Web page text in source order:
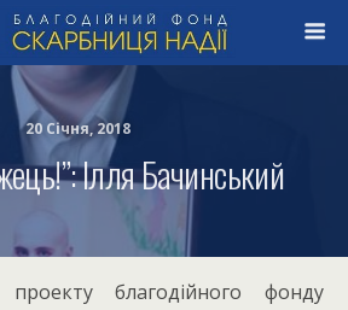
20 Січня, 2018
Ілля Бачинський
благодійного фонду